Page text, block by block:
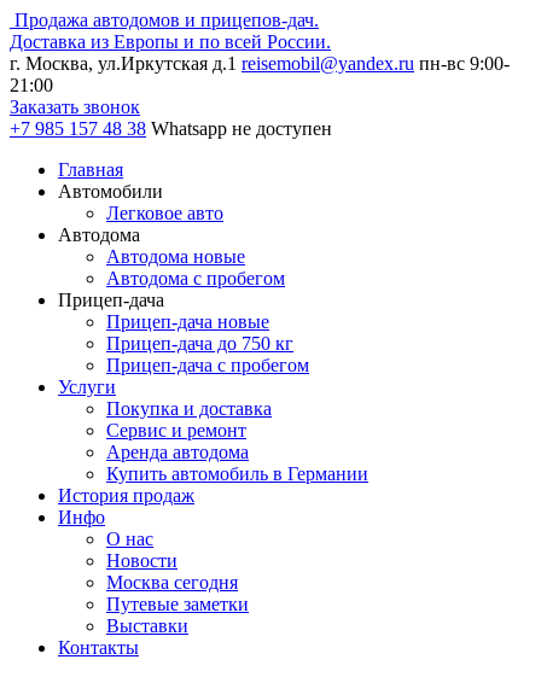
Продажа автодомов и прицепов-дач.
Доставка из Европы и по всей России.
г. Москва, ул.Иркутская д.1 reisemobil@yandex.ru пн-вс 9:00-
21:00
Заказать звонок
+7 985 157 48 38 Whatsapp не доступен
Главная
Автомобили
Легковое авто
Автодома
Автодома новые
Автодома с пробегом
Прицеп-дача
Прицеп-дача новые
Прицеп-дача до 750 кг
Прицеп-дача с пробегом
Услуги
Покупка и доставка
Сервис и ремонт
Аренда автодома
Купить автомобиль в Германии
История продаж
Инфо
О нас
Новости
Москва сегодня
Путевые заметки
Выставки
Контакты